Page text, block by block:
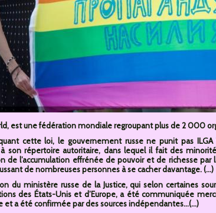
est une fédération mondiale regroupant plus de 2 000
cette loi, le gouvernement russe ne punit pas
son répertoire autoritaire, dans lequel il fait des
de l’accumulation effrénée de pouvoir et de richesse
de nombreuses personnes à se cacher davantage. (...)
du ministère russe de la Justice, qui selon certaines
des États-Unis et d’Europe, a été communiquée
et a été confirmée par des sources indépendantes...(...)